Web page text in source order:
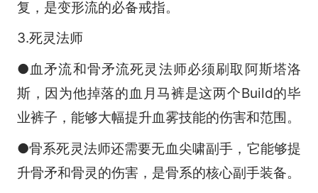
复，是变形流的必备戒指。
3.死灵法师
●血矛流和骨矛流死灵法师必须刷取阿斯塔洛
斯，因为他掉落的血月马裤是这两个Build的毕
业裤子，能够大幅提升血雾技能的伤害和范围。
●骨系死灵法师还需要无血尖啸副手，它能够提
升骨矛和骨灵的伤害，是骨系的核心副手装备。